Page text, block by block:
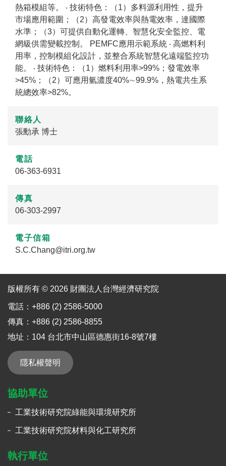
熱箱模組等。 ‧ 技術特色：（1）多料源利用性，提升
市場應用範圍；（2）高發電效率與熱電效率，達國際
水準；（3）可提供自動化運轉、智慧化安全監控、電
網級供需變載控制。 PEMFC應用示範系統 ‧ 高燃料利
用率，控制模組化設計，並整合系統智慧化遠端監控功
能。 ‧ 技術特色：（1）燃料利用率>99%；發電效率
>45%；（2）可應用氫濃度40%∼99.9%，熱電共生系
統總效率>82%。
聯絡人
張勳承 博士
電話
06-363-6931
傳真
06-303-2997
電子信箱
S.C.Chang@itri.org.tw
版權所有 © 2026 財團法人台灣經濟研究院
電話：+886 (2) 2586-5000
傳真：+886 (2) 2586-8855
地址：104 台北市中山區德惠街16-8號7樓
隱私權聲明
協助單位
工業技術研究院綠能與環境研究所
工業技術研究院材料與化工研究所
執行單位